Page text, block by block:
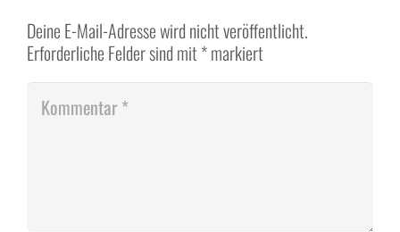
Deine E-Mail-Adresse wird nicht veröffentlicht.
Erforderliche Felder sind mit *markiert